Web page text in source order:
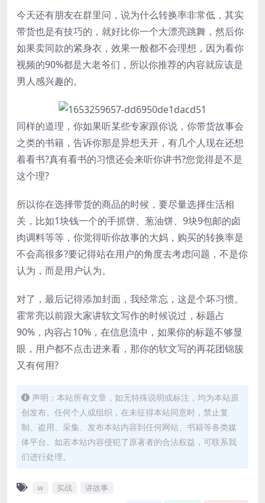
今天还有朋友在群里问，说为什么转换率非常低，其实
带货也是有技巧的，就好比你一个大漂亮跳舞，然后你
如果卖同款的紧身衣，效果一般都不会理想，因为看你
视频的90%都是大老爷们，所以你推荐的内容就应该是
男人感兴趣的。
同样的道理，你如果听某些专家跟你说，你带货故事会
之类的书籍，告诉你那是异想天开，有几个人现在还想
着看书?真有看书的习惯还会来听你讲书?您觉得是不是
这个理?
所以你在选择带货的商品的时候，要尽量选择生活相
关，比如1块钱一个的手抓饼、葱油饼、9块9包邮的卤
肉调料等等，你觉得听你故事的大妈，购买的转换率是
不会高很多?要记得站在用户的角度去考虑问题，不是你
认为，而是用户认为。
对了，最后记得添加封面，我经常忘，这是个坏习惯。
霍常亮以前跟大家讲软文写作的时候说过，标题占
90%，内容占10%，在信息流中，如果你的标题不够显
眼，用户都不点击进来看，那你的软文写的再花团锦簇
又有何用?
声明：本站所有文章，如无特殊说明或标注，均为本站原
创发布。任何个人或组织，在未征得本站同意时，禁止复
制、盗用、采集、发布本站内容到任何网站、书籍等各类媒
体平台。如若本站内容侵犯了原著者的合法权益，可联系我
们进行处理。
w 实战 讲故事